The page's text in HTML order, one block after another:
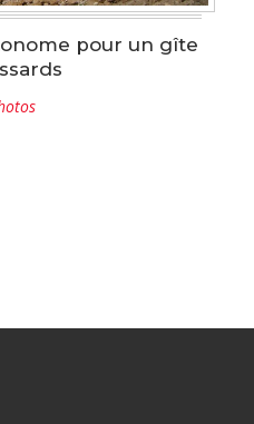
pour un gîte